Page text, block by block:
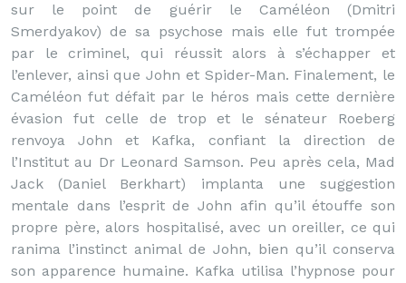
sur le point de guérir le Caméléon (Dmitri
Smerdyakov) de sa psychose mais elle fut trompée
par le criminel, qui réussit alors à s’échapper et
l’enlever, ainsi que John et Spider-Man. Finalement, le
Caméléon fut défait par le héros mais cette dernière
évasion fut celle de trop et le sénateur Roeberg
renvoya John et Kafka, confiant la direction de
l’Institut au Dr Leonard Samson. Peu après cela, Mad
Jack (Daniel Berkhart) implanta une suggestion
mentale dans l’esprit de John afin qu’il étouffe son
propre père, alors hospitalisé, avec un oreiller, ce qui
ranima l’instinct animal de John, bien qu’il conserva
son apparence humaine. Kafka utilisa l’hypnose pour